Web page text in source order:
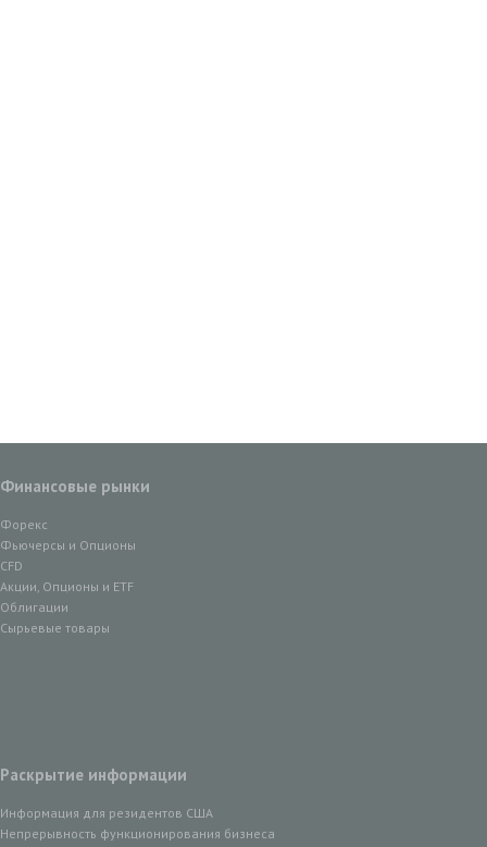
Финансовые рынки
Форекс
Фьючерсы и Опционы
CFD
Акции, Опционы и ETF
Облигации
Сырьевые товары
Раскрытие информации
Информация для резидентов США
Непрерывность функционирования бизнеса